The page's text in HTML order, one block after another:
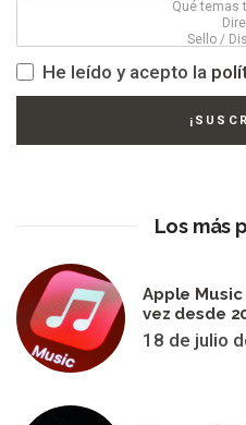
He leído y acepto la
Los más
Apple
vez desde
18 de julio